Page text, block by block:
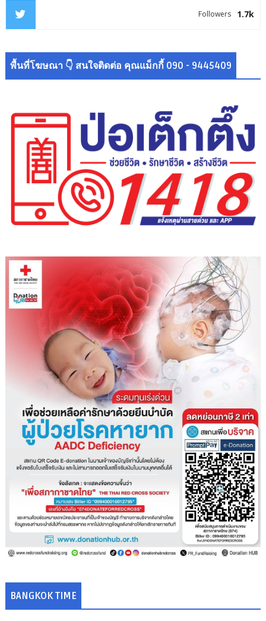
1.7k
Followers
พื้นที่โฆษณา 👇 สนใจติดต่อ คุณแม็กกี้ 090 - 9445409
BANGKOK TIME